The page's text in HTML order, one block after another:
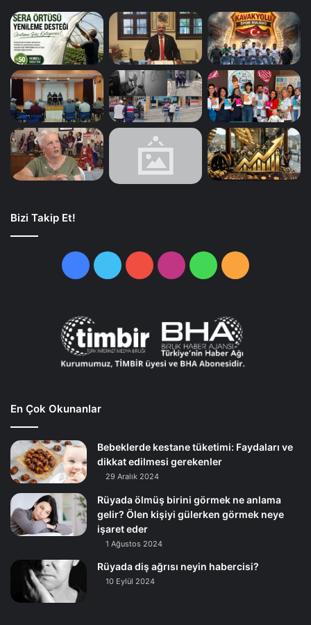
Bizi Takip Et!
FacebookTwitterYouTubeInstagramWhatsApp
RSS
En Çok Okunanlar
Bebeklerde kestane tüketimi: Faydaları ve
dikkat edilmesi gerekenler
29 Aralık 2024
Rüyada ölmüş birini görmek ne anlama
gelir? Ölen kişiyi gülerken görmek neye
işaret eder
1 Ağustos 2024
Rüyada diş ağrısı neyin habercisi?
10 Eylül 2024